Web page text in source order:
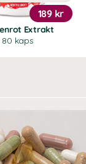
Extrakt
80 kaps
189 kr